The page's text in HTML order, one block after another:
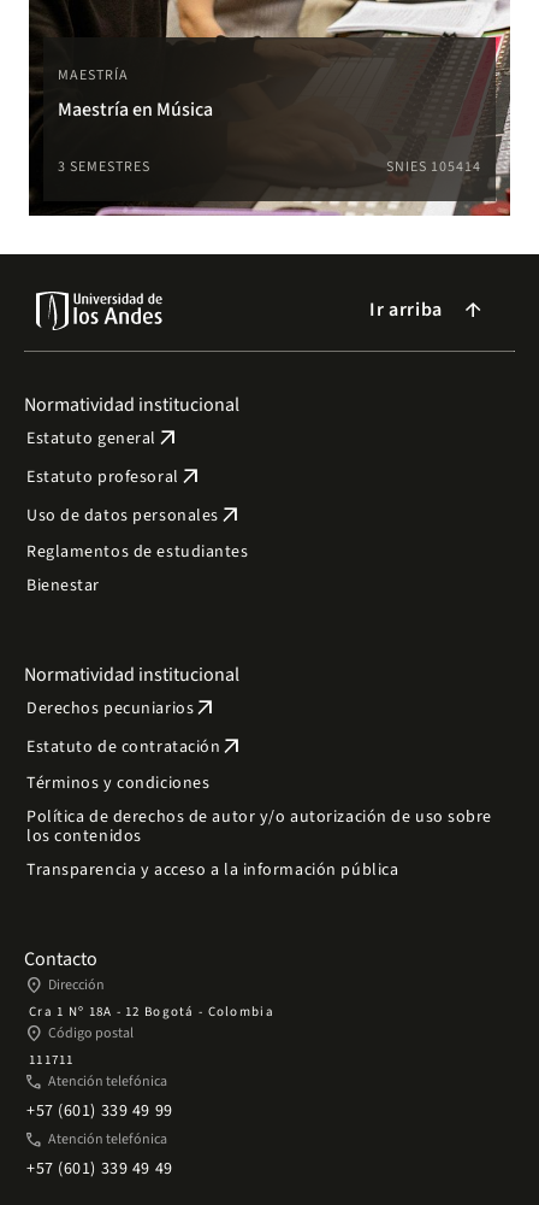
MAESTRÍA
Maestría en Música
3 SEMESTRES SNIES 105414
Ir arriba arrow_forward
Normatividad institucional
Estatuto general arrow_outward
Estatuto profesoral arrow_outward
Uso de datos personales arrow_outward
Reglamentos de estudiantes
Bienestar
Normatividad institucional
Derechos pecuniariosarrow_outward
Estatuto de contratación arrow_outward
Términos y condiciones
Política de derechos de autor y/o autorización de uso sobre
los contenidos
Transparencia y acceso a la información pública
Contacto
place Dirección
Cra 1 Nº 18A - 12 Bogotá - Colombia
place Código postal
111711
phone Atención telefónica
+57 (601) 339 49 99
phone Atención telefónica
+57 (601) 339 49 49